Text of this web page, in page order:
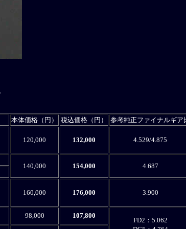
本体価格（円） 税込価格（円） 参考純正ファイナルギア
120,000 132,000 4.529/4.875
140,000
154,000 4.687
160,000 176,000 3.900
98,000 107,800
FD2：5.062